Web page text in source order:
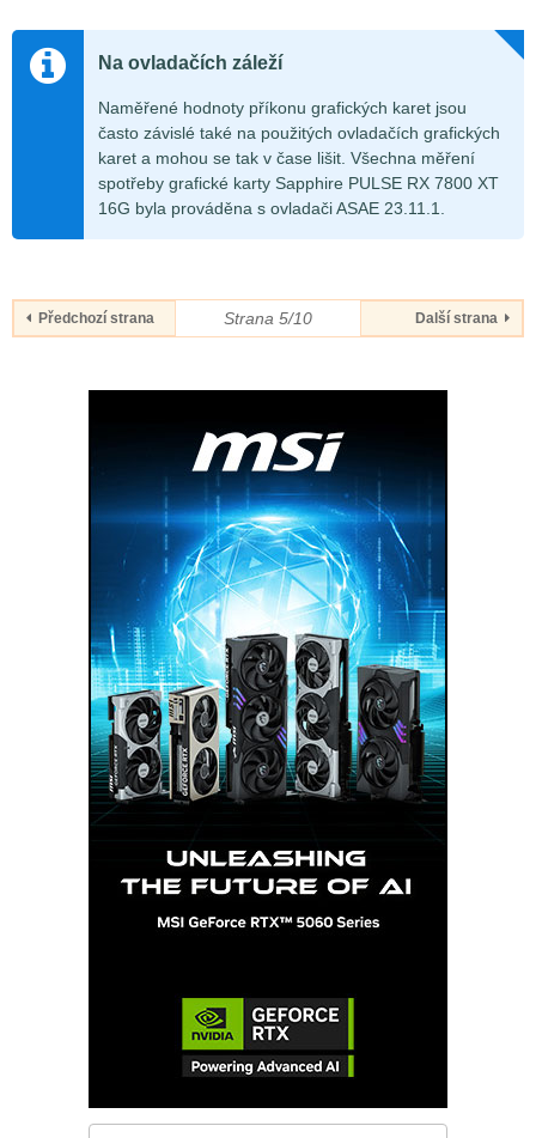
Na ovladačích záleží
Naměřené hodnoty příkonu grafických karet jsou
často závislé také na použitých ovladačích grafických
karet a mohou se tak v čase lišit. Všechna měření
spotřeby grafické karty Sapphire PULSE RX 7800 XT
16G byla prováděna s ovladači ASAE 23.11.1.
Předchozí strana Strana 5/10 Další strana